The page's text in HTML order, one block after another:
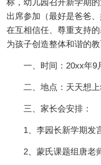
标，幼儿园召开新学期
出席参加（最好是爸爸
在互相信任、尊重支持
为孩子创造整体和谐的教
一、时间：20xx年9
二、地点：天天想
三、家长会安排：
1、李园长新学期发
2、蒙氏课题组唐老